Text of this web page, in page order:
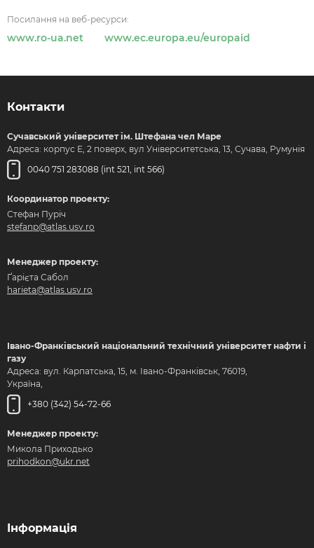
Посилання на веб-ресурси:
www.ro-ua.net www.ec.europa.eu/europaid
Контакти
Сучавський університет ім. Штефана чел Маре
Адреса: корпус Е, 2 поверх, вул Університетська, 13, Сучава, Румунія
0040 751 283088 (int 521, int 566)
Координатор проекту:
Стефан Пуріч
stefanp@atlas.usv.ro
Менеджер проекту:
Ґарієта Сабол
harieta@atlas.usv.ro
Івано-Франківський національний технічний університет нафти і
газу
Адреса: вул. Карпатська, 15, м. Івано-Франківськ, 76019,
Україна,
+380 (342) 54-72-66
Менеджер проекту:
Микола Приходько
prihodkon@ukr.net
Інформація